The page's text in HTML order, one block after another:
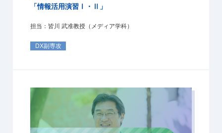
「情報活用演習Ⅰ・Ⅱ」
担当：皆川 武准教授（メディア学科）
DX副専攻